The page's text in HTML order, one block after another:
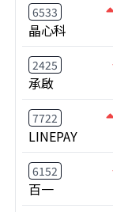
6533
晶心科
2425
承啟
7722
LINEPAY
6152
百一